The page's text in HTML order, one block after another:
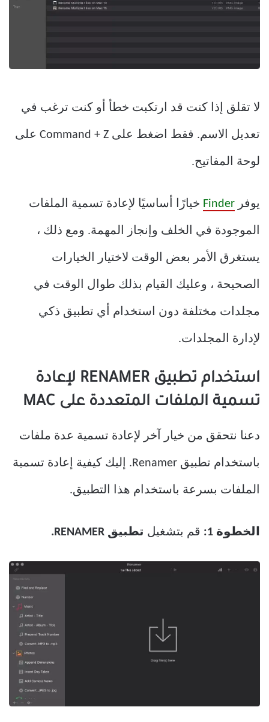
لا تقلق إذا كنت قد ارتكبت خطأ أو كنت ترغب في
تعديل الاسم. فقط اضغط على Command + Z على
لوحة المفاتيح.
يوفر Finder خيارًا أساسيًا لإعادة تسمية الملفات
الموجودة في الخلف وإنجاز المهمة. ومع ذلك ،
يستغرق الأمر بعض الوقت لاختيار الخيارات
الصحيحة ، وعليك القيام بذلك طوال الوقت في
مجلدات مختلفة دون استخدام أي تطبيق ذكي
لإدارة المجلدات.
استخدام تطبيق RENAMER لإعادة
تسمية الملفات المتعددة على MAC
دعنا نتحقق من خيار آخر لإعادة تسمية عدة ملفات
باستخدام تطبيق Renamer. إليك كيفية إعادة تسمية
الملفات بسرعة باستخدام هذا التطبيق.
الخطوة 1: قم بتشغيل تطبيق RENAMER.